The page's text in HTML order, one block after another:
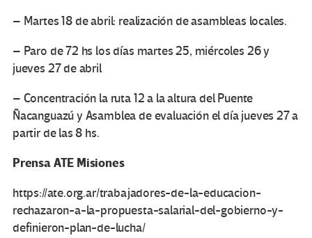
– Martes 18 de abril: realización de asambleas locales.
– Paro de 72 hs los días martes 25, miércoles 26 y
jueves 27 de abril
– Concentración la ruta 12 a la altura del Puente
Ñacanguazú y Asamblea de evaluación el día jueves 27 a
partir de las 8 hs.
Prensa ATE Misiones
https://ate.org.ar/trabajadores-de-la-educacion-
rechazaron-a-la-propuesta-salarial-del-gobierno-y-
definieron-plan-de-lucha/